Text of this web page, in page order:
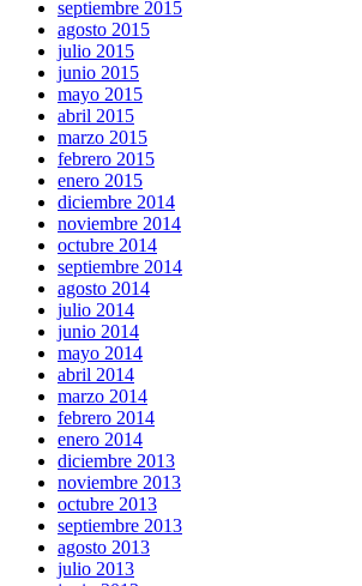
septiembre 2015
agosto 2015
julio 2015
junio 2015
mayo 2015
abril 2015
marzo 2015
febrero 2015
enero 2015
diciembre 2014
noviembre 2014
octubre 2014
septiembre 2014
agosto 2014
julio 2014
junio 2014
mayo 2014
abril 2014
marzo 2014
febrero 2014
enero 2014
diciembre 2013
noviembre 2013
octubre 2013
septiembre 2013
agosto 2013
julio 2013